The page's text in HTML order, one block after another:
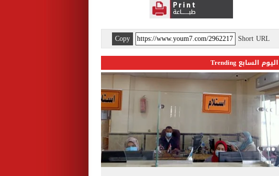
Short URL
Copy
اليوم السابع Trending